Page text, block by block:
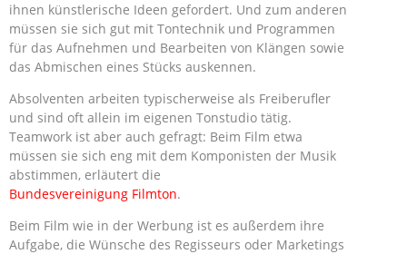
ihnen künstlerische Ideen gefordert. Und zum anderen
müssen sie sich gut mit Tontechnik und Programmen
für das Aufnehmen und Bearbeiten von Klängen sowie
das Abmischen eines Stücks auskennen.
Absolventen arbeiten typischerweise als Freiberufler
und sind oft allein im eigenen Tonstudio tätig.
Teamwork ist aber auch gefragt: Beim Film etwa
müssen sie sich eng mit dem Komponisten der Musik
abstimmen, erläutert die
Bundesvereinigung Filmton.
Beim Film wie in der Werbung ist es außerdem ihre
Aufgabe, die Wünsche des Regisseurs oder Marketings